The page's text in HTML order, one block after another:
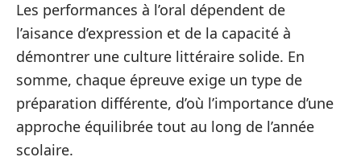
Les performances à l’oral dépendent de
l’aisance d’expression et de la capacité à
démontrer une culture littéraire solide. En
somme, chaque épreuve exige un type de
préparation différente, d’où l’importance d’une
approche équilibrée tout au long de l’année
scolaire.